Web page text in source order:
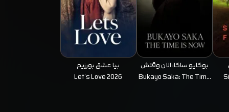
بوکایو ساکا: الان وقتش
است
Bukayo Saka: The Time
بیا عشق بورزیم
Let's Love 2026